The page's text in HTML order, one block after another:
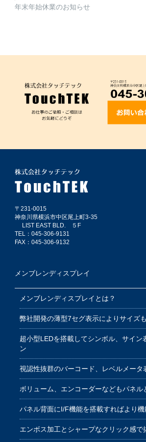
年末年始休業のお知らせ
〒231-0015
神奈川県横浜市中区尾上町3-35
LIST EAST BLD. ５F
TEL：045-306-9131
FAX：045-306-9132
メンブレンディスプレイ
メンブレンディスプレイとは？
弊社開発の薄型7セグ表示によりサイズ
超小型LEDを搭載してシンボル、サイン
ン
視認性抜群のバーコード、レベルメータ
ボリューム、エンコーダーなどもパネル
パネル背面にI/F機能を搭載すればより機
エンボス加工とシャープなクリック感で